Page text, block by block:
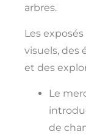
arbres.
Les
visuels, des
et des
Le
de